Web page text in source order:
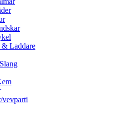
& Laddare
vevparti